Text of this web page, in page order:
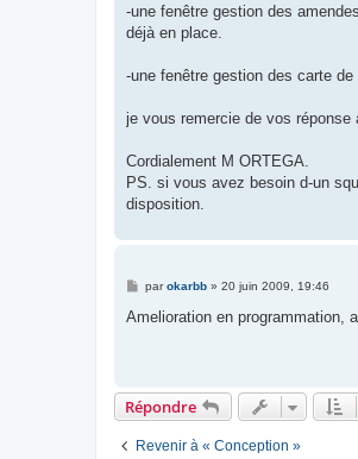
-une fenêtre gestion des
déjà en place.
-une fenêtre gestion des carte
je vous remercie de vos réponse
Cordialement M ORTEGA.
PS. si vous avez besoin d-un
disposition.
M
s
parokarbb» 20 juin 2009, 19:46
Amelioration en programmation,
Répondre
Revenir à « Conception »